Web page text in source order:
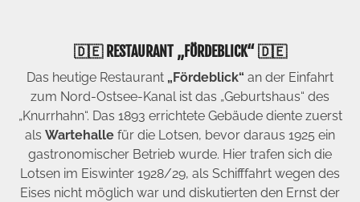
🇩🇪 RESTAURANT „FÖRDEBLICK“ 🇩🇪
Das heutige Restaurant „Fördeblick“ an der Einfahrt
zum Nord-Ostsee-Kanal ist das „Geburtshaus“ des
„Knurrhahn“. Das 1893 errichtete Gebäude diente zuerst
als Wartehalle für die Lotsen, bevor daraus 1925 ein
gastronomischer Betrieb wurde. Hier trafen sich die
Lotsen im Eiswinter 1928/29, als Schifffahrt wegen des
Eises nicht möglich war und diskutierten den Ernst der